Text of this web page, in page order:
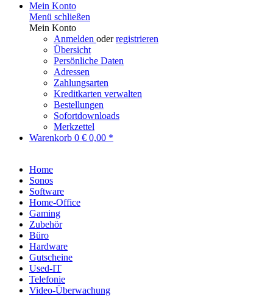
Mein Konto
Menü schließen
Mein Konto
Anmelden oderregistrieren
Übersicht
Persönliche Daten
Adressen
Zahlungsarten
Kreditkarten verwalten
Bestellungen
Sofortdownloads
Merkzettel
Warenkorb 0 € 0,00 *
Home
Sonos
Software
Home-Office
Gaming
Zubehör
Büro
Hardware
Gutscheine
Used-IT
Telefonie
Video-Überwachung